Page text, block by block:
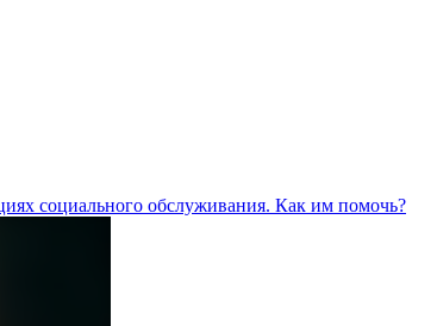
социального обслуживания. Как им помочь?